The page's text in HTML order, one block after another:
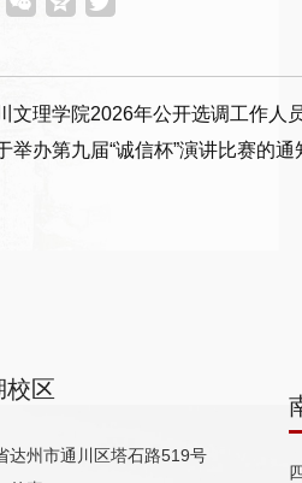
文理学院2026年公开选调工作人
举办第九届“诚信杯”演讲比赛的通
校区
达州市通川区塔石路519号